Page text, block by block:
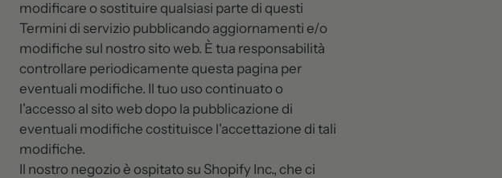
modificare o sostituire qualsiasi parte di questi
Termini di servizio pubblicando aggiornamenti e/o
modifiche sul nostro sito web. È tua responsabilità
controllare periodicamente questa pagina per
eventuali modifiche. Il tuo uso continuato o
l'accesso al sito web dopo la pubblicazione di
eventuali modifiche costituisce l'accettazione di tali
modifiche.
Il nostro negozio è ospitato su Shopify Inc., che ci